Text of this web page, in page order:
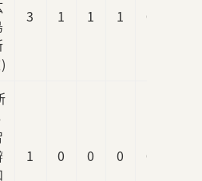
3 1 1 1 0
1 0 0 0 0